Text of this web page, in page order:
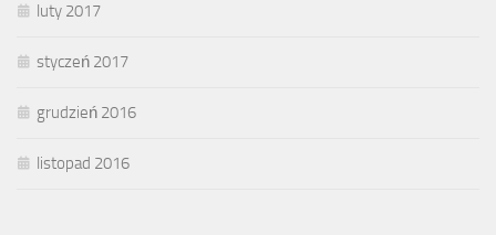
luty 2017
styczeń 2017
grudzień 2016
listopad 2016